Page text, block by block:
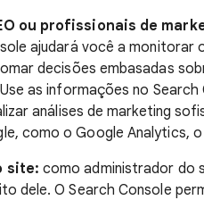
ou profissionais de
ajudará você a
decisões embasadas
as informações no
análises de marketing
como o Google Analytics,
site: como administrador do
dele. O Search Console